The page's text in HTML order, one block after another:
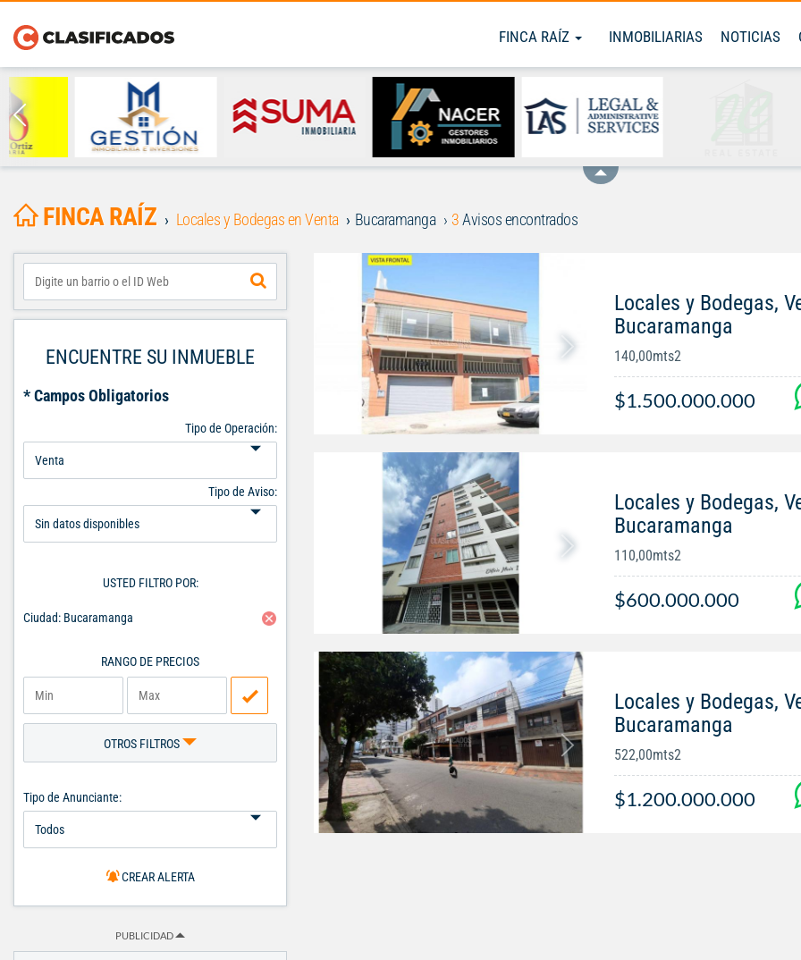
FINCA RAÍZ INMOBILIARIAS NOTICIAS
FINCA RAÍZ Locales y Bodegas en Venta Bucaramanga 3Avisos encontrados
Locales y Bodegas,
Bucaramanga
140,00mts2
$1.500.000.000
Locales y Bodegas,
Bucaramanga
110,00mts2
$600.000.000
Locales y Bodegas,
Bucaramanga
522,00mts2
$1.200.000.000
ENCUENTRE SU INMUEBLE
* Campos Obligatorios
Tipo de Operación:
Tipo de Aviso:
USTED FILTRO POR:
Ciudad: Bucaramanga
RANGO DE PRECIOS
OTROS FILTROS
Tipo de Anunciante:
CREAR ALERTA
PUBLICIDAD